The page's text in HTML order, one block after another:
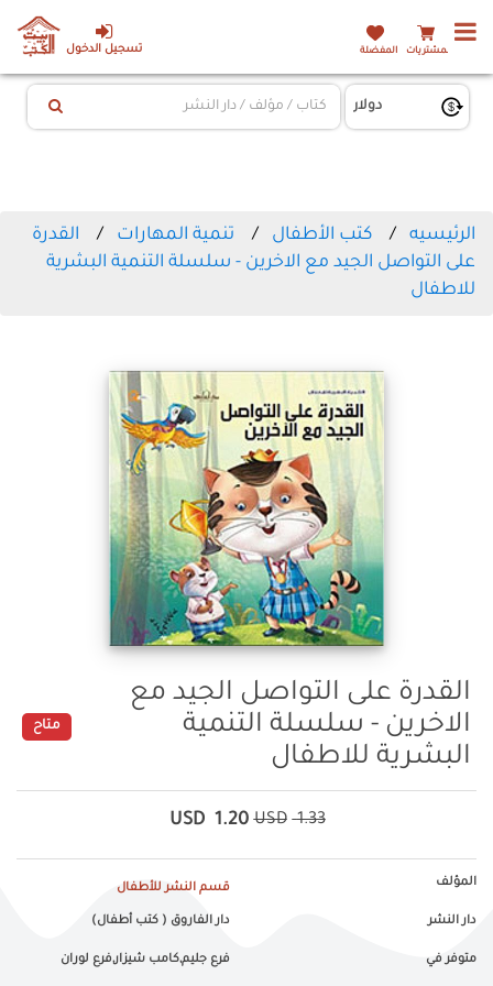
تسجيل الدخول المشتريات المفضلة
الرئيسيه كتب الأطفال تنمية المهارات
القدرة
على التواصل الجيد مع الاخرين - سلسلة التنمية البشرية
للاطفال
القدرة على التواصل الجيد مع
الاخرين - سلسلة التنمية
البشرية للاطفال
متاح
1.33
USD
1.20
USD
المؤلف قسم النشر للأطفال
دار النشر دار الفاروق ( كتب أطفال)
متوفر في فرع جليم,كامب شيزار,فرع لوران